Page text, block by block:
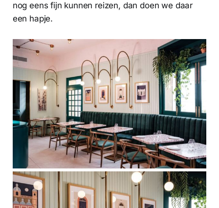
nog eens fijn kunnen reizen, dan doen we daar
een hapje.